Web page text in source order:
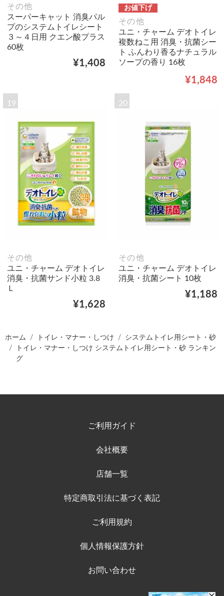
その他
スーパーキャット 消臭パル
プのシステムトイレシート
３～４日用 クエン酸プラス
60枚
¥1,408
お値下げ
その他
ユニ・チャーム デオトイレ
複数ねこ用 消臭・抗菌シー
ト ふんわり香るナチュラル
ソープの香り 16枚
¥1,848
19
その他
ユニ・チャーム デオトイレ
消臭・抗菌サンド小粒 3.8
Ｌ
¥1,628
20
その他
ユニ・チャーム デオトイレ
消臭・抗菌シート 10枚
¥1,188
ホーム トイレ・マナー・しつけ
システムトイレ用シート・砂
トイレ・マナー・しつけ システムトイレ用シート・砂 ランキン
グ
ご利用ガイド
会社概要
店舗一覧
特定商取引法に基づく表記
ご利用規約
個人情報保護方針
お問い合わせ